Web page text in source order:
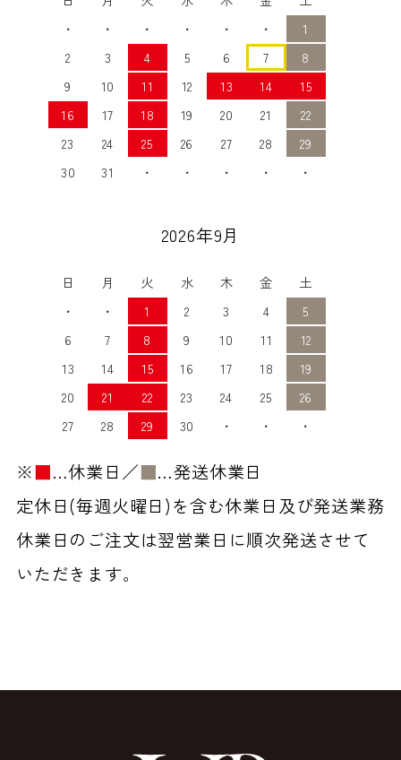
・
・ ・ ・ ・ ・
1
2
3 4 5 6 7
8
9
10 11 12 13 14
15
16
17 18 19 20 21
22
23
24 25 26 27 28
29
30
31 ・ ・ ・ ・ ・
2026年9月
日 月 火 水 木 金
土
・
・ 1 2 3 4
5
6
7 8 9 10 11
12
13
14 15 16 17 18
19
20
21 22 23 24 25
26
27
28 29 30 ・ ・ ・
※■…休業日／■…発送休業日
定休日(毎週火曜日)を含む休業日及び発送業務
休業日のご注文は翌営業日に順次発送させて
いただきます。